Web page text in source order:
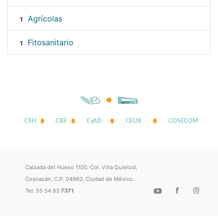
1 Agrícolas
1 Fitosanitario
CSH CBS CyAD CEUX COSECOM
Calzada del Hueso 1100, Col. Villa Quietud,
Coyoacán, C.P. 04960, Ciudad de México.
Tel. 55 54 837371